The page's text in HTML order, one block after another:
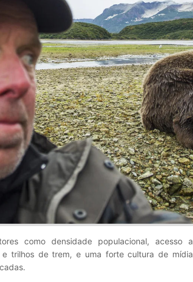
como densidade populacional, acesso a
trilhos de trem, e uma forte cultura de mídia